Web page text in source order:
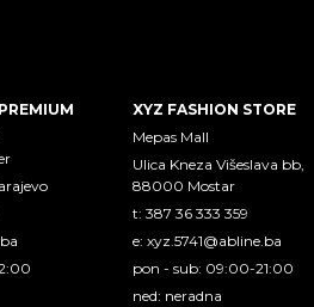
XYZ FASHION STORE
Mepas Mall
Ulica Kneza Višeslava bb,
88000 Mostar
t: 387 36 333 359
e:xyz.5741@abline.ba
pon - sub: 09:00-21:00
ned: neradna